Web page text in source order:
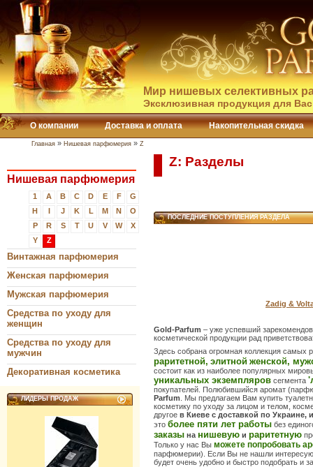
Мир нишевых селективных
Эксклюзивная продукция для
О компании Доставка и оплата Накопительная скидка
Главная » Нишевая парфюмерия » Z
Нишевая парфюмерия
1 A B C D E F
G
H
I J K L M N
O
P
R S T U V W
X
Y
Z
Винтажная парфюмерия
Женская парфюмерия
Мужская парфюмерия
Средства по уходу для
женщин
Средства по уходу для
мужчин
Декоративная косметика
ЛИДЕРЫ ПРОДАЖ
Z: Разделы
ПОСЛЕДНИЕ ПОСТУПЛЕНИЯ РАЗДЕЛА
Zadig &
Gold-Parfum – уже успевший
косметической продукции рад
Здесь собрана огромная коллекция самых
раритетной, элитной женской,
состоит как из наиболее популярных
уникальных экземпляров сегмента
покупателей. Полюбившийся аромат
Parfum . Мы предлагаем Вам купить
косметику по уходу за лицом и телом,
другое в Киеве с доставкой по Украине,
это более пяти лет работы без
заказы на нишевую и раритетную
Только у нас Вы можете попробовать
парфюмерии). Если Вы не нашли
будет очень удобно и быстро подобрать и